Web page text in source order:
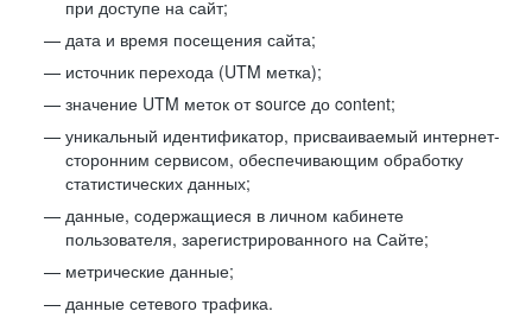
при доступе на сайт;
дата и время посещения сайта;
источник перехода (UTM метка);
значение UTM меток от source до content;
уникальный идентификатор, присваиваемый интернет-
сторонним сервисом, обеспечивающим обработку
статистических данных;
данные, содержащиеся в личном кабинете
пользователя, зарегистрированного на Сайте;
метрические данные;
данные сетевого трафика.